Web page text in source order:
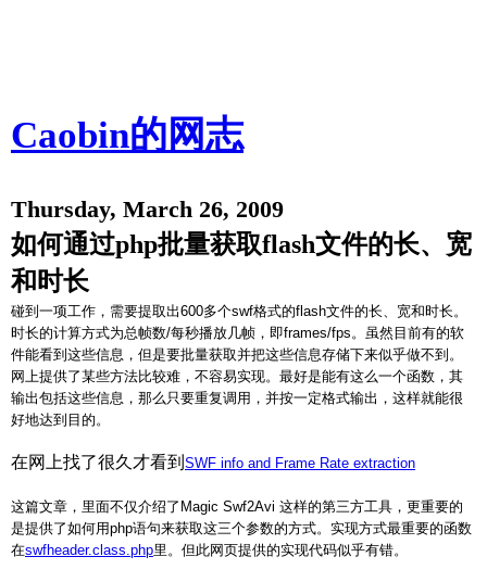
Caobin的网志
Thursday, March 26, 2009
如何通过php批量获取flash文件的长、宽
和时长
碰到一项工作，需要提取出600多个swf格式的flash文件的长、宽和时长。
时长的计算方式为总帧数/每秒播放几帧，即frames/fps。 虽然目前有的软
件能看到这些信息，但是要批量获取并把这些信息存储下来似乎做不到。
网上提供了某些方法比较难，不容易实现。最好是能有这么一个函数，其
输出包括这些信息，那么只要重复调用，并按一定格式输出，这样就能很
好地达到目的。
在网上找了很久才看到 SWF info and Frame Rate extraction
这篇文章，里面不仅介绍了Magic Swf2Avi 这样的第三方工具，更重要的
是提供了如何用php语句来获取这三个参数的方式。实现方式最重要的函数
在swfheader.class.php里。但此网页提供的实现代码似乎有错。